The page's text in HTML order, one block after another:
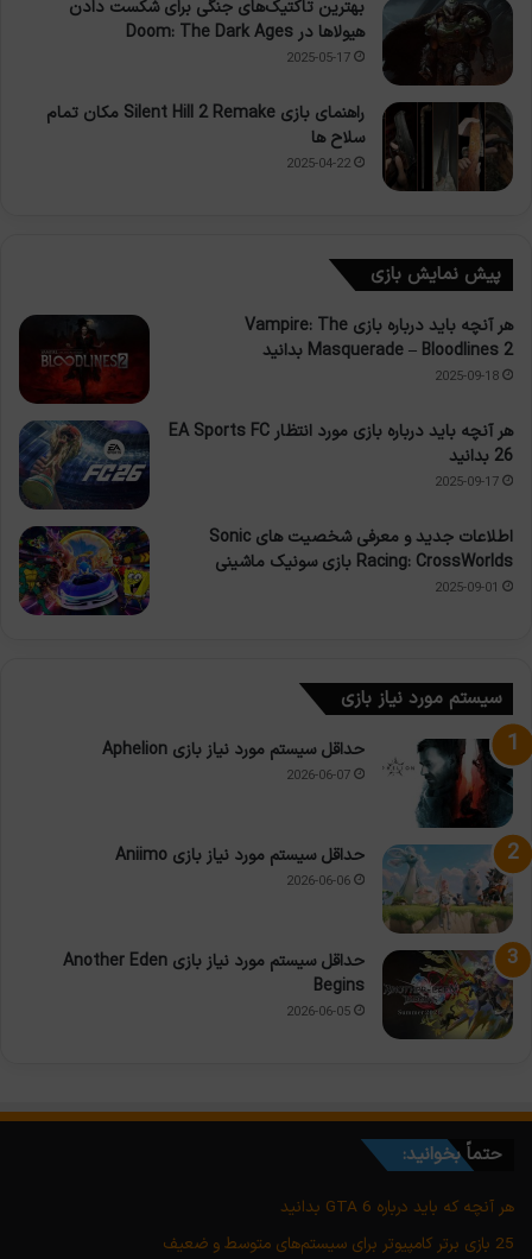
بهترین تاکتیک‌های جنگی برای شکست دادن
هیولاها در Doom: The Dark Ages
2025-05-17
راهنمای بازی Silent Hill 2 Remake مکان تمام
سلاح ها
2025-04-22
پیش نمایش بازی
هر آنچه باید درباره بازی Vampire: The
Masquerade – Bloodlines 2 بدانید
2025-09-18
هر آنچه باید درباره بازی مورد انتظار EA Sports FC
26 بدانید
2025-09-17
اطلاعات جدید و معرفی شخصیت های Sonic
Racing: CrossWorlds بازی سونیک ماشینی
2025-09-01
سیستم مورد نیاز بازی
حداقل سیستم مورد نیاز بازی Aphelion
2026-06-07
حداقل سیستم مورد نیاز بازی Aniimo
2026-06-06
حداقل سیستم مورد نیاز بازی Another Eden
Begins
2026-06-05
حتماً بخوانید:
هر آنچه که باید درباره GTA 6 بدانید
25 بازی برتر کامپیوتر برای سیستم‌های متوسط و ضعیف